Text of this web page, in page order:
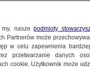
my, naszepodmioty
Partnerów może
w celu zapewnienia
przetwarzanie danych
cookie. Użytkownik może